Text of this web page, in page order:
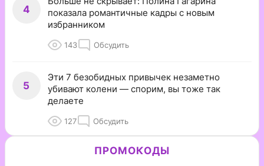
4
показала романтичные кадры с новым
избранником
143 Обсудить
5
Эти 7 безобидных привычек незаметно
убивают колени — спорим, вы тоже так
делаете
127 Обсудить
ПРОМОКОДЫ